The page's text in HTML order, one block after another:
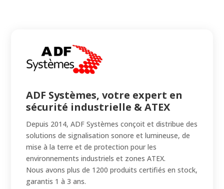
ADF Systèmes, votre expert en
sécurité industrielle & ATEX
Depuis 2014, ADF Systèmes conçoit et distribue des
solutions de signalisation sonore et lumineuse, de
mise à la terre et de protection pour les
environnements industriels et zones ATEX.
Nous avons plus de 1200 produits certifiés en stock,
garantis 1 à 3 ans.